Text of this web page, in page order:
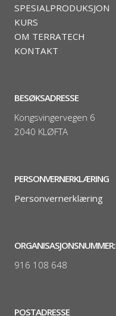
SPESIALPRODUKSJON
KURS
OM TERRATECH
KONTAKT
BESØKSADRESSE
Kongsvingervegen 6
2040 KLØFTA
PERSONVERNERKLÆRING
Personvernerklæring
ORGANISASJONSNUMMER:
916 108 648
POSTADRESSE